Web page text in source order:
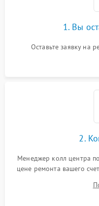
1. Вы
Оставьте заявку на
2.
Менеджер колл центра
цене ремонта вашего